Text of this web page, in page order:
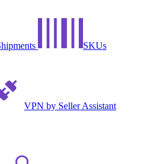
SKUs
VPN by Seller Assistant